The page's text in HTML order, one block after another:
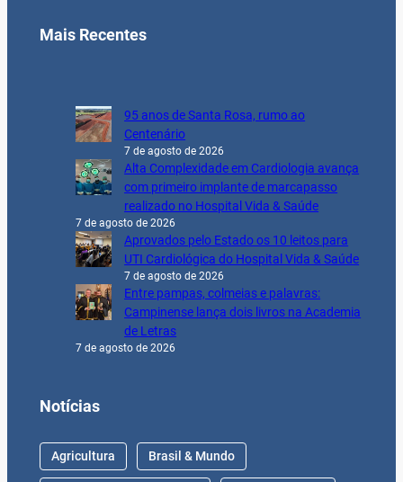
Mais Recentes
95 anos de Santa Rosa, rumo ao
Centenário
7 de agosto de 2026
Alta Complexidade em Cardiologia avança
com primeiro implante de marcapasso
realizado no Hospital Vida & Saúde
7 de agosto de 2026
Aprovados pelo Estado os 10 leitos para
UTI Cardiológica do Hospital Vida & Saúde
7 de agosto de 2026
Entre pampas, colmeias e palavras:
Campinense lança dois livros na Academia
de Letras
7 de agosto de 2026
Notícias
Agricultura Brasil & Mundo